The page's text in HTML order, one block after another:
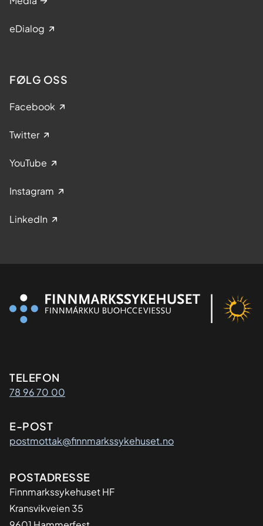
eDialog
FØLG OSS
Facebook
Twitter
YouTube
Instagram
LinkedIn
Kontaktinformasjon
TELEFON
78 96 70 00
E-POST
postmottak@finnmarkssykehuset.no
Adresse
POSTADRESSE
Finnmarkssykehuset HF
Kransvikveien 35